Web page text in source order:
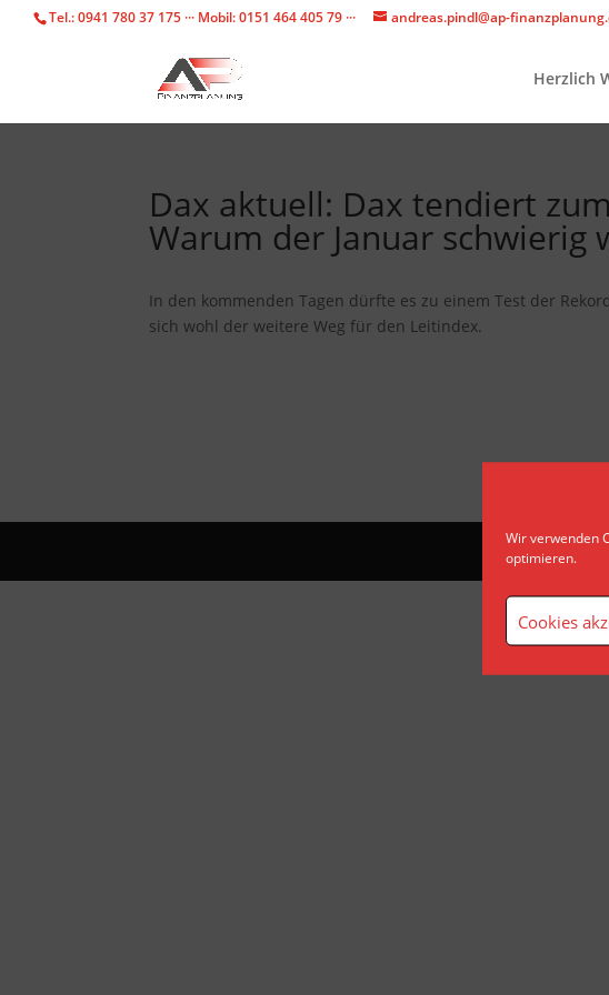
Wir verwenden
optimieren.
Cookies
Tel.: 0941 780 37 175 ··· Mobil: 0151 464 405 79 ··· andreas.pindl@ap-
Herzlich
Dax aktuell: Dax tendiert
Warum der Januar schwierig
In den kommenden Tagen dürfte es zu einem Test der
sich wohl der weitere Weg für den Leitindex.